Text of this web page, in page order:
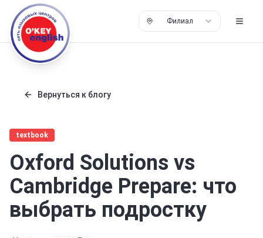
Филиал
Вернуться к блогу
textbook
Oxford Solutions vs
Cambridge Prepare: что
выбрать подростку